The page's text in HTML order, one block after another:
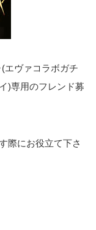
エヴァコラボガチ
)専用のフレンド募
際にお役立て下さ